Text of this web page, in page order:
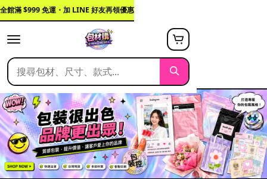
全館滿 $999 免運・加 LINE 好友再領優惠